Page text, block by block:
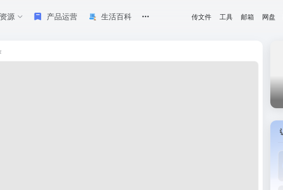
源 产品运营 生活百科 传文件 工具 邮箱 网盘
，各类论文写作服务，包括毕业论文模板、课程论文和计算机毕业论文等。